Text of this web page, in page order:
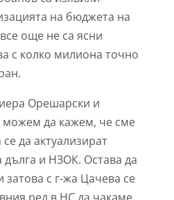
на бюджета на
още не са ясни
с колко милиона точно
Орешарски и
да кажем, че сме
да актуализират
и НЗОК. Остава да
затова с г-жа Цачева се